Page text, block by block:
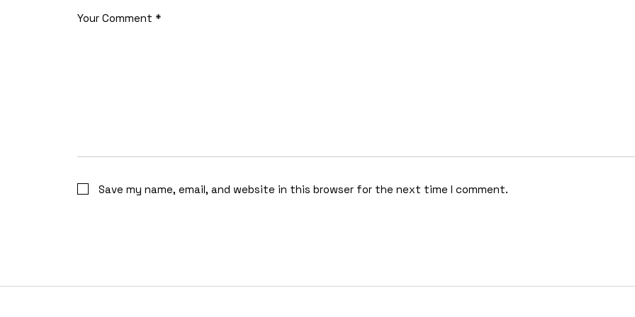
Save my name, email, and website in this browser for the next time I comment.